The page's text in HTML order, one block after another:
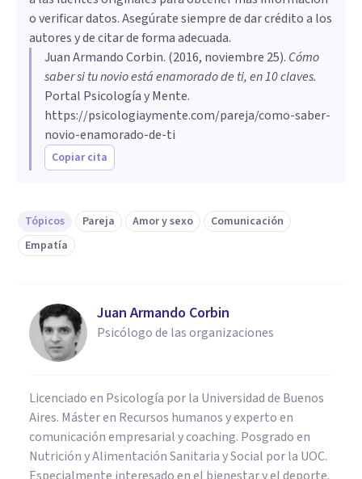
o verificar datos. Asegúrate siempre de dar crédito a los
autores y de citar de forma adecuada.
Juan Armando Corbin. (2016, noviembre 25). ​Cómo
saber si tu novio está enamorado de ti, en 10 claves.
Portal Psicología y Mente.
https://psicologiaymente.com/pareja/como-saber-
novio-enamorado-de-ti
Copiar cita
Tópicos Pareja Amor y sexo
Comunicación
Empatía
Juan Armando Corbin
Psicólogo de las organizaciones
Licenciado en Psicología por la Universidad de Buenos
Aires. Máster en Recursos humanos y experto en
comunicación empresarial y coaching. Posgrado en
Nutrición y Alimentación Sanitaria y Social por la UOC.